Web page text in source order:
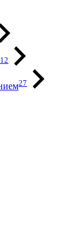
12
27